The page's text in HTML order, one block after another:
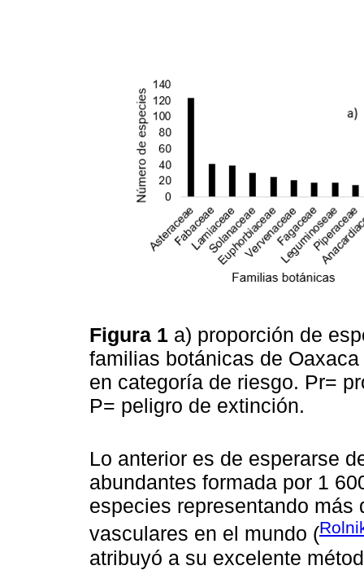
Figura 1 a) proporción de
familias botánicas de
en categoría de riesgo. Pr=
P= peligro de extinción.
Lo anterior es de esperarse
abundantes formada por 1
especies representando
vasculares en el mundo (
atribuyó a su excelente